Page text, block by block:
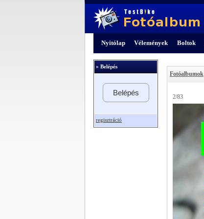
Nyitólap Vélemények Boltok
» Belépés
Belépés
regisztráció
Fotóalbumok
2/83